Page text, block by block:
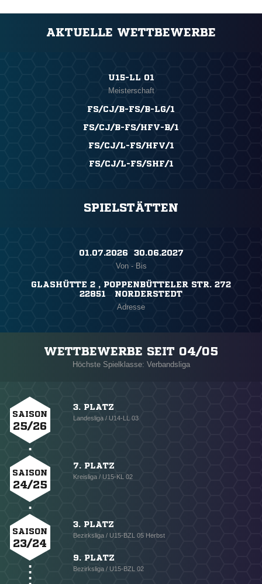
AKTUELLE WETTBEWERBE
U15-LL 01
Meisterschaft
FS/CJ/B-FS/B-LG/1
FS/CJ/B-FS/HFV-B/1
FS/CJ/L-FS/HFV/1
FS/CJ/L-FS/SHF/1
SPIELSTÄTTEN
01.07.2026 ​ 30.06.2027
Von - Bis
GLASHÜTTE 2 , POPPENBÜTTELER STR. 272
22851 NORDERSTEDT
Adresse
WETTBEWERBE SEIT 04/05
Höchste Spielklasse: Verbandsliga
SAISON
25/26
3. PLATZ
Landesliga / U14-LL 03
SAISON
24/25
7. PLATZ
Kreisliga / U15-KL 02
SAISON
23/24
3. PLATZ
Bezirksliga / U15-BZL 05 Herbst
9. PLATZ
Bezirksliga / U15-BZL 02